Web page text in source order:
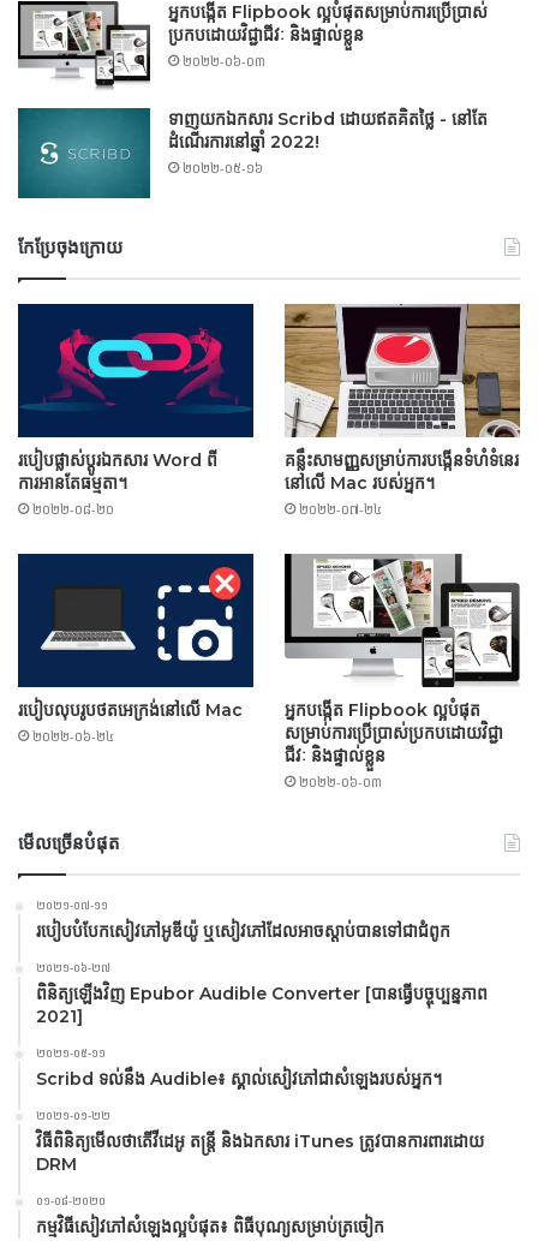
អ្នកបង្កើត Flipbook ល្អបំផុតសម្រាប់ការប្រើប្រាស់
ប្រកបដោយវិជ្ជាជីវៈ និងផ្ទាល់ខ្លួន
២០២២-០៦-០៣
ទាញយកឯកសារ Scribd ដោយឥតគិតថ្លៃ - នៅតែ
ដំណើរការនៅឆ្នាំ 2022!
២០២២-០៥-១៦
កែប្រែចុងក្រោយ
របៀបផ្លាស់ប្តូរឯកសារ Word ពី
ការអានតែធម្មតា។
២០២២-០៨-២០
គន្លឹះសាមញ្ញសម្រាប់ការបង្កើនទំហំទំនេរ
នៅលើ Mac របស់អ្នក។
២០២២-០៧-២៤
របៀបលុបរូបថតអេក្រង់នៅលើ Mac
២០២២-០៦-២៤
អ្នកបង្កើត Flipbook ល្អបំផុត
សម្រាប់ការប្រើប្រាស់ប្រកបដោយវិជ្ជា
ជីវៈ និងផ្ទាល់ខ្លួន
២០២២-០៦-០៣
មើលច្រើនបំផុត
២០២១-០៧-១១
របៀបបំបែកសៀវភៅអូឌីយ៉ូ ឬសៀវភៅដែលអាចស្តាប់បានទៅជាជំពូក
២០២១-០៦-២៧
ពិនិត្យឡើងវិញ Epubor Audible Converter [បានធ្វើបច្ចុប្បន្នភាព
2021]
២០២១-០៥-១១
Scribd ទល់នឹង Audible៖ ស្គាល់សៀវភៅជាសំឡេងរបស់អ្នក។
២០២១-០១-២២
វិធីពិនិត្យមើលថាតើវីដេអូ តន្ត្រី និងឯកសារ iTunes ត្រូវបានការពារដោយ
DRM
០១-០៨-២០២០
កម្មវិធីសៀវភៅសំឡេងល្អបំផុត៖ ពិធីបុណ្យសម្រាប់ត្រចៀក